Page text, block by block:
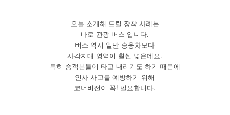
오늘 소개해 드릴 장착 사례는
바로 관광 버스 입니다.
버스 역시 일반 승용차보다
사각지대 영역이 훨씬 넓은데요.
특히 승객분들이 타고 내리기도 하기 때문에
인사 사고를 예방하기 위해
코너비전이 꼭! 필요합니다.